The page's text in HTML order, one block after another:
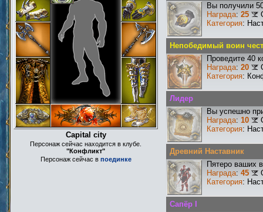
Capital city
Персонаж сейчас находится в клубе.
"Конфликт"
Персонаж сейчас в поединке
Вы получили
Награда: 25
Категория:
Непобедимый воин
Проведите 40
Награда: 20
Категория:
Лидер
Вы успешно
Награда: 10
Категория:
Древний Наставник
Пятеро ваших
Награда: 45
Категория:
Сапёр I